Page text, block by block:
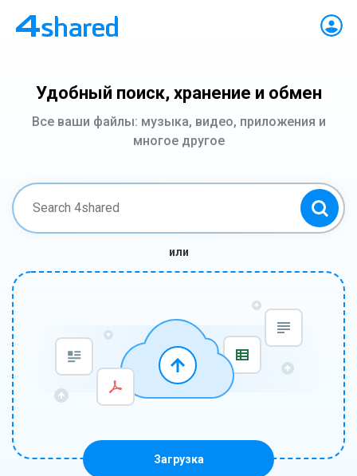
Удобный поиск, хранение и обмен
Все ваши файлы: музыка, видео, приложения и
многое другое
или
Загрузка